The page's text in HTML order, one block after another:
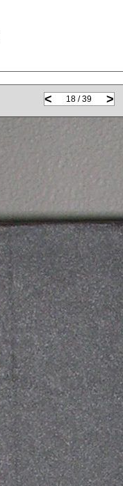
< >
18 / 39